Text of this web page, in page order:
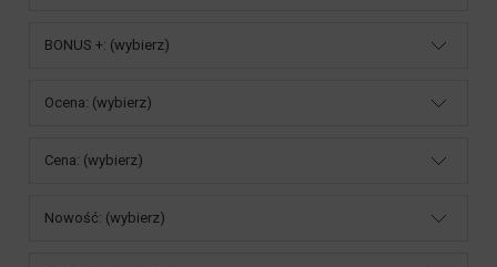
BONUS +: (wybierz)
Ocena: (wybierz)
Cena: (wybierz)
Nowość: (wybierz)